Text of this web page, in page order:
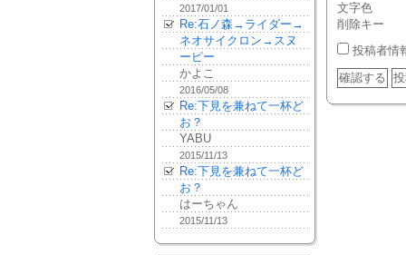
2017/01/01
Re:石ノ森→ライダー→
ネオサイクロン→スヌ
ーピー
かよこ
2016/05/08
Re:下見を兼ねて一杯ど
お？
YABU
2015/11/13
Re:下見を兼ねて一杯ど
お？
はーちゃん
2015/11/13
文字色
削除キー
投稿者情